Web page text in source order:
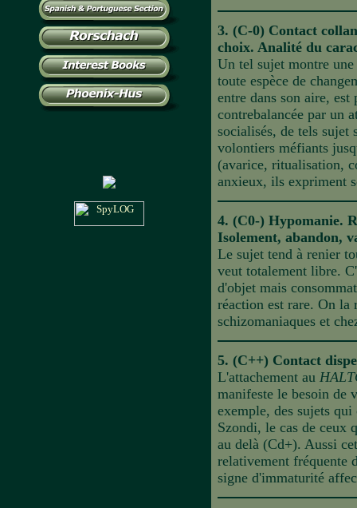
3. (C-0) Contact
choix. Analité du
Un tel sujet montre
toute espèce de
entre dans son aire,
contrebalancée par un
socialisés, de tels
volontiers méfiants
(avarice, ritualisation,
anxieux, ils expriment
4. (C0-) Hypomanie.
Isolement, abandon,
Le sujet tend à renier
veut totalement libre.
d'objet mais
réaction est rare. On la
schizomaniaques et
5. (C++) Contact
L'attachement au
manifeste le besoin de
exemple, des sujets
Szondi, le cas de ceux
au delà (Cd+). Aussi
relativement fréquente
signe d'immaturité